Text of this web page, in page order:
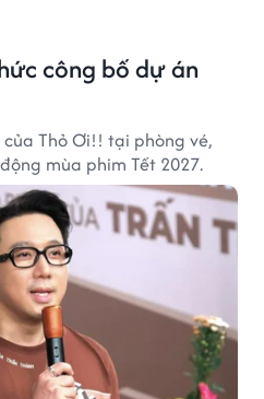
công bố dự án
Thỏ Ơi!! tại phòng vé,
mùa phim Tết 2027.